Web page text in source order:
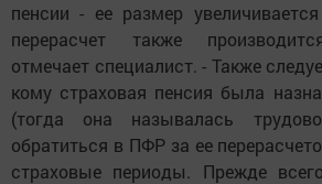
пенсии - ее размер
перерасчет также
отмечает специалист. - Также
кому страховая пенсия была
(тогда она называлась
обратиться в ПФР за ее
страховые периоды. Прежде